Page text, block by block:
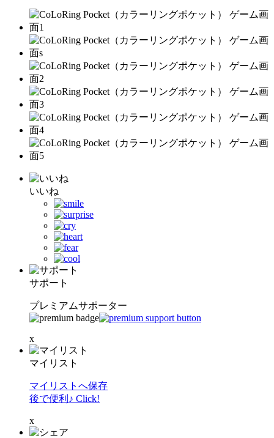
いいね
サポート
プレミアムサポーター
x
マイリスト
マイリストへ保存
後で便利♪ Click!
x